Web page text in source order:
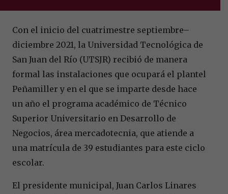
Con el inicio del cuatrimestre septiembre–
diciembre 2021, la Universidad Tecnológica de
San Juan del Río (UTSJR) recibió de manera
formal las instalaciones que ocupará el plantel
Peñamiller y en el que se imparte desde hace
un año el programa académico de Técnico
Superior Universitario en Desarrollo de
Negocios, área mercadotecnia, que atiende a
una matrícula de 39 estudiantes para este ciclo
escolar.
El presidente municipal, Juan Carlos Linares